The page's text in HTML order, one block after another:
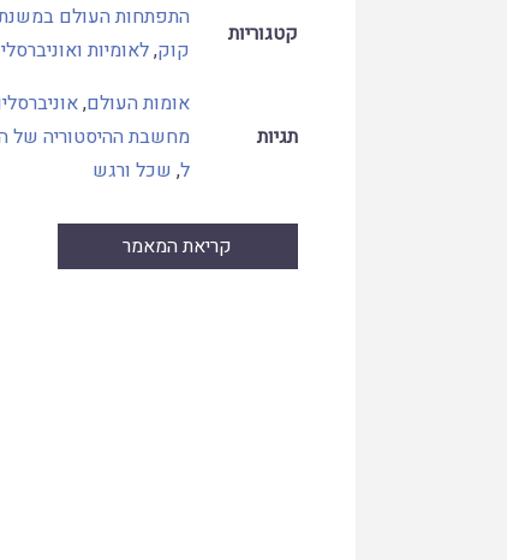
קטגוריות
התפתחות העולם
קוק,לאומיות
תגיות
אומות העולם,
מחשבת ההיסטוריה של
ל, שכל ורגש
קריאת המאמר